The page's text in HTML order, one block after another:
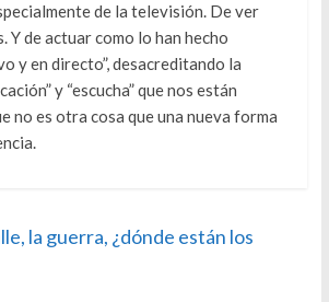
de la televisión. De ver
Y de actuar como lo han hecho
y en directo”, desacreditando la
y “escucha” que nos están
no es otra cosa que una nueva forma
la guerra, ¿dónde están los